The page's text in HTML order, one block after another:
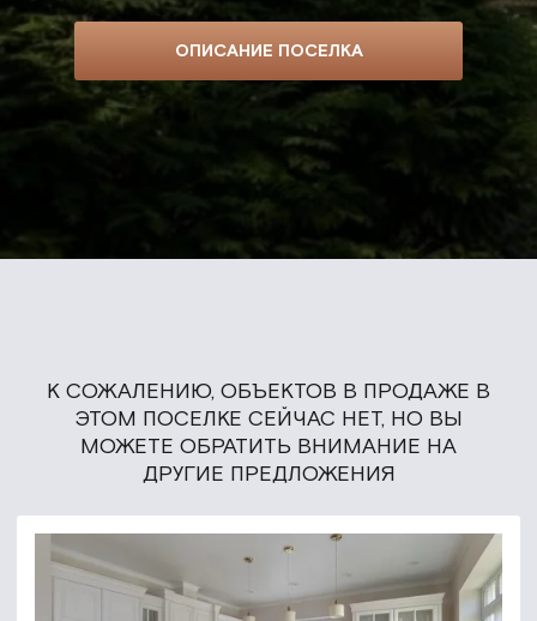
ОПИСАНИЕ ПОСЕЛКА
К СОЖАЛЕНИЮ, ОБЪЕКТОВ В ПРОДАЖЕ В
ЭТОМ ПОСЕЛКЕ СЕЙЧАС НЕТ, НО ВЫ
МОЖЕТЕ ОБРАТИТЬ ВНИМАНИЕ НА
ДРУГИЕ ПРЕДЛОЖЕНИЯ